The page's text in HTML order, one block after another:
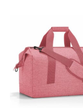
cena
byla:
1
275 Kč.